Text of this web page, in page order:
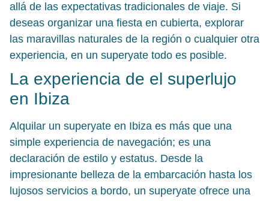
allá de las expectativas tradicionales de viaje. Si
deseas organizar una fiesta en cubierta, explorar
las maravillas naturales de la región o cualquier otra
experiencia, en un superyate todo es posible.
La experiencia de el superlujo
en Ibiza
Alquilar un superyate en Ibiza es más que una
simple experiencia de navegación; es una
declaración de estilo y estatus. Desde la
impresionante belleza de la embarcación hasta los
lujosos servicios a bordo, un superyate ofrece una